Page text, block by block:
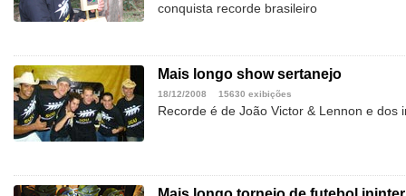
conquista recorde brasileiro
Mais longo show sertanejo
18/12/2008 15630 exibições
Recorde é de João Victor & Lennon e dos